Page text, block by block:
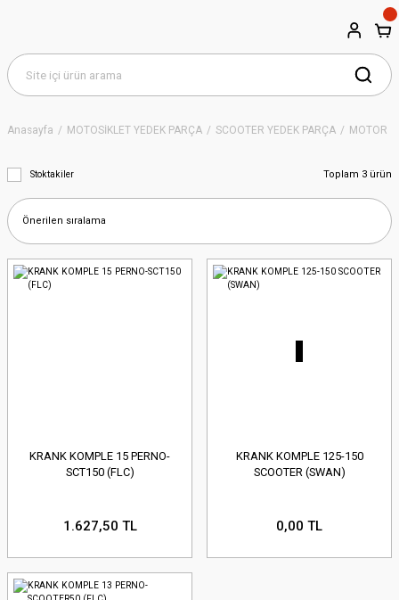
Anasayfa MOTOSİKLET YEDEK PARÇA SCOOTER YEDEK PARÇA MOTOR
Stoktakiler Toplam 3 ürün
KRANK KOMPLE 15 PERNO-
SCT150 (FLC)
1.627,50 TL
KRANK KOMPLE 125-150
SCOOTER (SWAN)
0,00 TL